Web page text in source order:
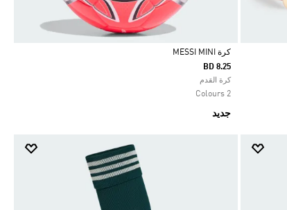
Selected
كرة MESSI MINI
BD 8.25
كرة القدم
2 Colours
جديد